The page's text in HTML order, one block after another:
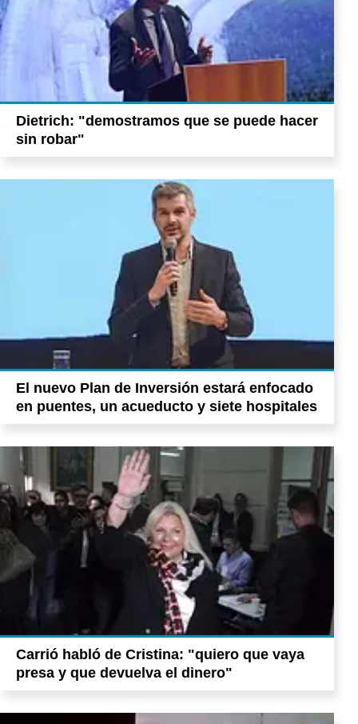
Dietrich: "demostramos que se puede hacer
sin robar"
El nuevo Plan de Inversión estará enfocado
en puentes, un acueducto y siete hospitales
Carrió habló de Cristina: "quiero que vaya
presa y que devuelva el dinero"